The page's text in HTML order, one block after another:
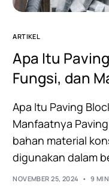
ARTIKEL
Apa Itu
Fungsi, dan
Apa Itu Paving
Manfaatnya
bahan material
digunakan dalam
NOVEMBER 25, 2024 9